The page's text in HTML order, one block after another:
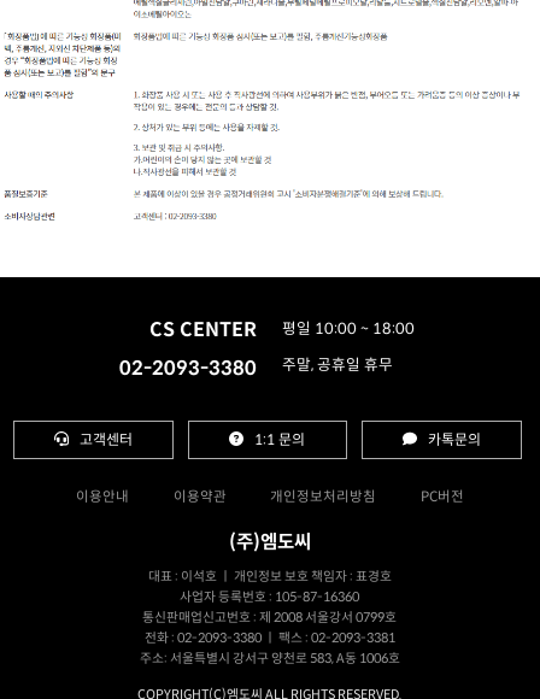
CS CENTER
02-2093-3380
평일 10:00 ~ 18:00
주말, 공휴일 휴무
고객센터 1:1 문의 카톡문의
이용안내 이용약관 개인정보처리방침 PC버전
(주)엠도씨
대표 : 이석호 ㅣ 개인정보 보호 책임자 : 표경호
사업자 등록번호 : 105-87-16360
통신판매업신고번호 : 제 2008 서울강서 0799호
전화 : 02-2093-3380 ㅣ 팩스 : 02-2093-3381
주소: 서울특별시 강서구 양천로 583, A동 1006호
COPYRIGHT(C)엠도씨 ALL RIGHTS RESERVED.